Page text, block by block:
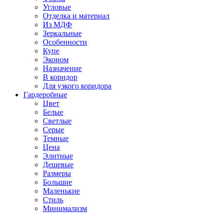
Угловые
Отделка и материал
Из МДФ
Зеркальные
Особенности
Купе
Эконом
Назначение
В коридор
Для узкого коридора
Гардеробные
Цвет
Белые
Светлые
Серые
Темные
Цена
Элитные
Дешевые
Размеры
Большие
Маленькие
Стиль
Минимализм